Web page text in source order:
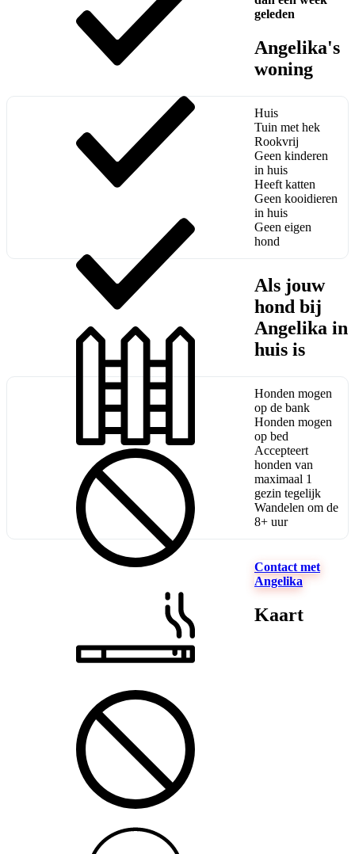
geleden
Angelika's
woning
Huis
Tuin met hek
Rookvrij
Geen kinderen
in huis
Heeft katten
Geen kooidieren
in huis
Geen eigen
hond
Als jouw
hond bij
Angelika in
huis is
Honden mogen
op de bank
Honden mogen
op bed
Accepteert
honden van
maximaal 1
gezin tegelijk
Wandelen om de
8+ uur
Contact met
Angelika
Kaart